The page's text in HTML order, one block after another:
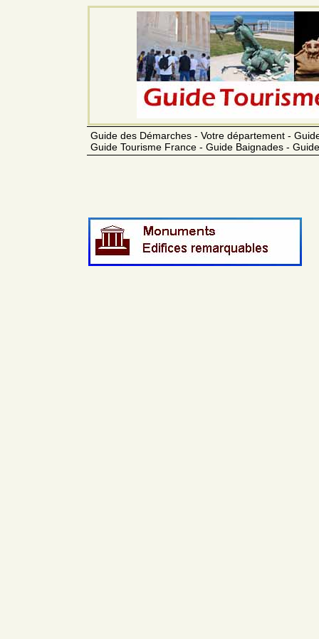
Guide des Démarches - Votre département -
Guide Tourisme France - Guide Baignades -